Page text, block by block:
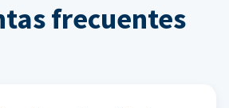
frecuentes